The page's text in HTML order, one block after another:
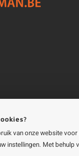
van onze website
instellingen. Met